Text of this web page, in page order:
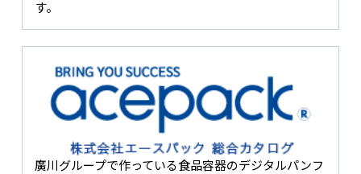
す。
廣川グループで作っている食品容器のデジタルパンフ